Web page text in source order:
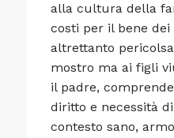
alla cultura della
costi per il bene
altrettanto
mostro ma ai figli
il padre,
diritto e necessità
contesto sano,